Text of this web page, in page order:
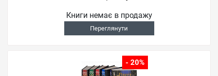
Книги немає в продажу
Переглянути
- 20%